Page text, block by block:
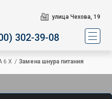
улица Чехова, 19
302-39-08
6 X / Замена шнура питания